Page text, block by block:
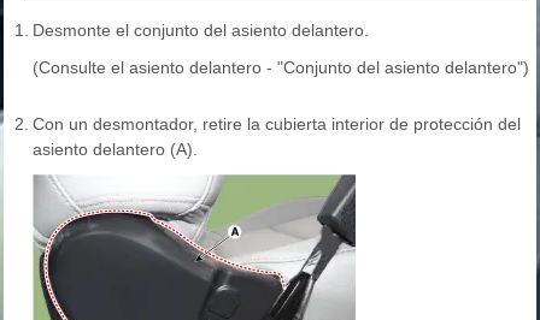
1.
Desmonte el conjunto del asiento delantero.
(Consulte el asiento delantero - "Conjunto del asiento delantero")
2. Con un desmontador, retire la cubierta interior de protección del
asiento delantero (A).